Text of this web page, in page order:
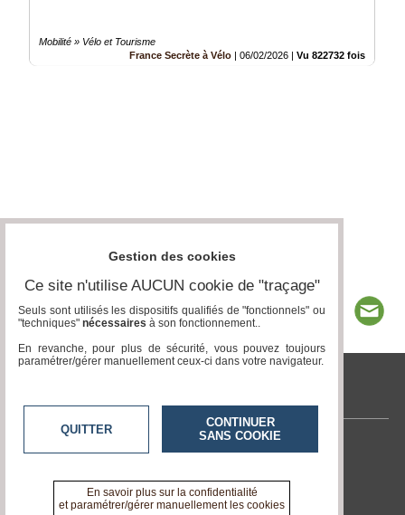
Mobilité » Vélo et Tourisme
France Secrète à Vélo | 06/02/2026 | Vu 822732 fois
tvlocale.fr
Contactez-nous
A propos de tvlocale.fr
Gestion des cookies
Ce site n'utilise AUCUN cookie de "traçage"
Seuls sont utilisés les dispositifs qualifiés de "fonctionnels" ou
"techniques" nécessaires à son fonctionnement..
En revanche, pour plus de sécurité, vous pouvez toujours
paramétrer/gérer manuellement ceux-ci dans votre navigateur.
QUITTER
CONTINUER
SANS COOKIE
En savoir plus sur la confidentialité
et paramétrer/gérer manuellement les cookies